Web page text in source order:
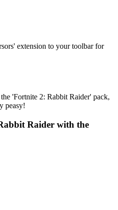
extension to your toolbar for
'Fortnite 2: Rabbit Raider' pack,
peasy!
Raider with the